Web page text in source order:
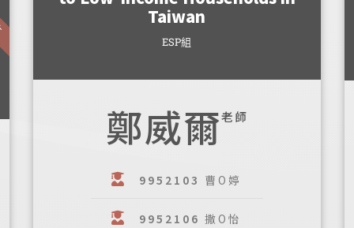
Taiwan
ESP組
鄭威爾老師
9952103 曹O婷
9952106 撒O怡